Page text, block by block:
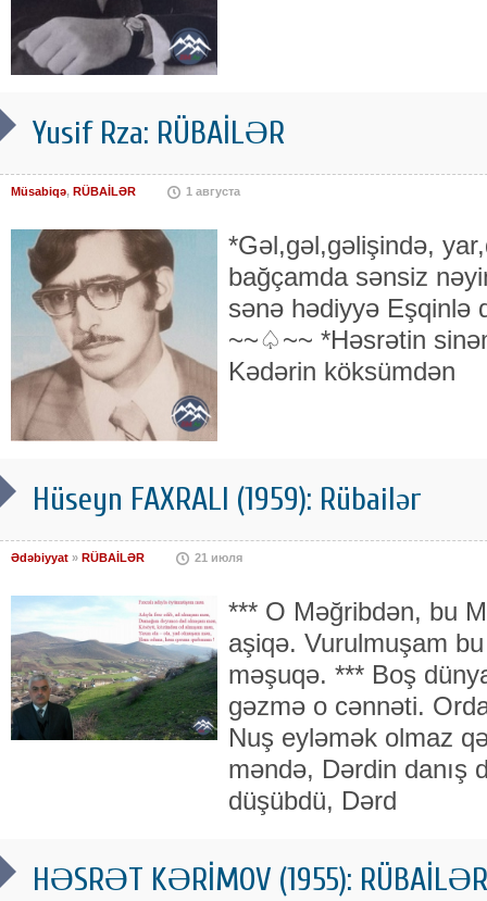
Yusif Rza: RÜBAİLƏR
Müsabiqə, RÜBAİLƏR 1 августа
*Gəl,gəl,gəlişində,
bağçamda sənsiz
sənə hədiyyə Eşqinlə
~~♤~~ *Həsrətin
Kədərin köksümdən
Hüseyn FAXRALI (1959): Rübailər
Ədəbiyyat » RÜBAİLƏR 21 июля
*** O Məğribdən, bu
aşiqə. Vurulmuşam
məşuqə. *** Boş
gəzmə o cənnəti.
Nuş eyləmək olmaz
məndə, Dərdin danış
düşübdü, Dərd
HƏSRƏT KƏRİMOV (1955): RÜBAİLƏR